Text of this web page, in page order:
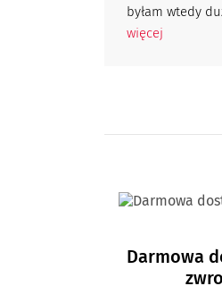
byłam wtedy
więcej
Darmowa